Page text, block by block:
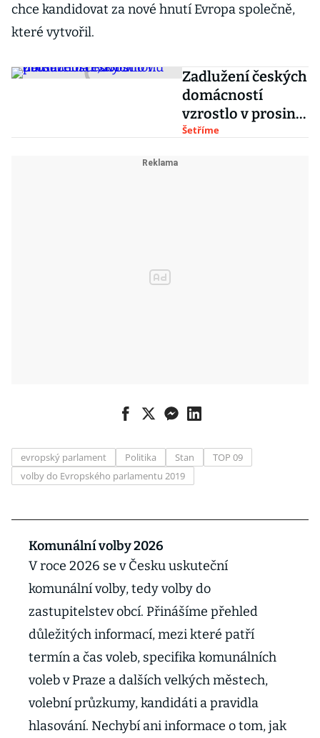
chce kandidovat za nové hnutí Evropa společně,
které vytvořil.
Zadlužení českých
domácností
vzrostlo v prosinci
na 1,651 bilionu
Šetříme
evropský parlament Politika Stan
TOP 09
volby do Evropského parlamentu 2019
Komunální volby 2026
V roce 2026 se v Česku uskuteční
komunální volby, tedy volby do
zastupitelstev obcí. Přinášíme přehled
důležitých informací, mezi které patří
termín a čas voleb, specifika komunálních
voleb v Praze a dalších velkých městech,
volební průzkumy, kandidáti a pravidla
hlasování. Nechybí ani informace o tom, jak